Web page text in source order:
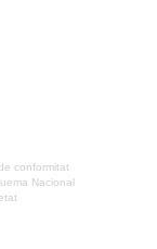
conformitat
Nacional